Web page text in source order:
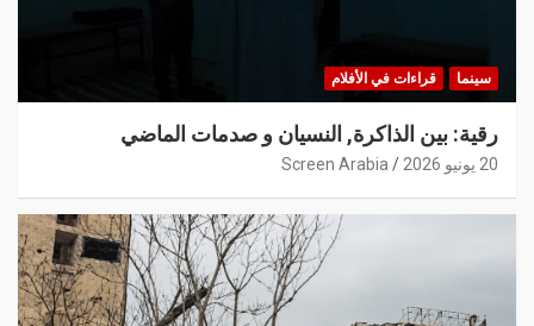
سينما قراءات في الأفلام
رقية: بين الذاكرة, النسيان و صدمات الماضي
20 يونيو 2026 Screen Arabia